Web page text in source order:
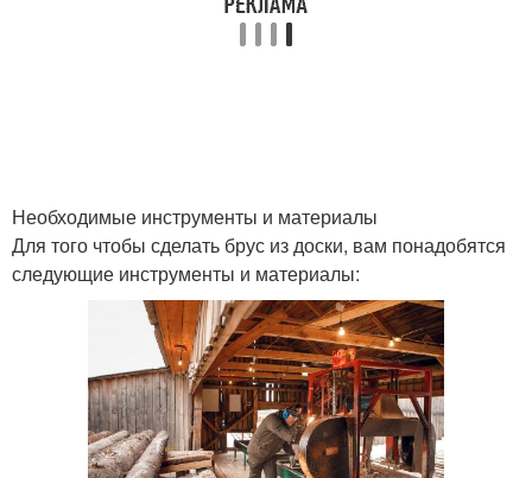
Необходимые инструменты и материалы
Для того чтобы сделать брус из доски, вам понадобятся
следующие инструменты и материалы: